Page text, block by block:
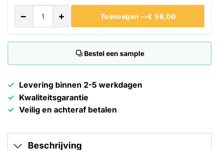
− + Toevoegen —€ 58,00
Bestel een sample
Levering binnen 2-5 werkdagen
Kwaliteitsgarantie
Veilig en achteraf betalen
Beschrijving